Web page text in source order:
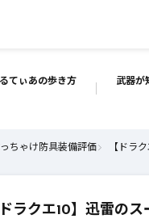
てぃあの歩き方 武器が
ちゃけ防具装備評価 【ドラ
ドラクエ10】迅雷のス